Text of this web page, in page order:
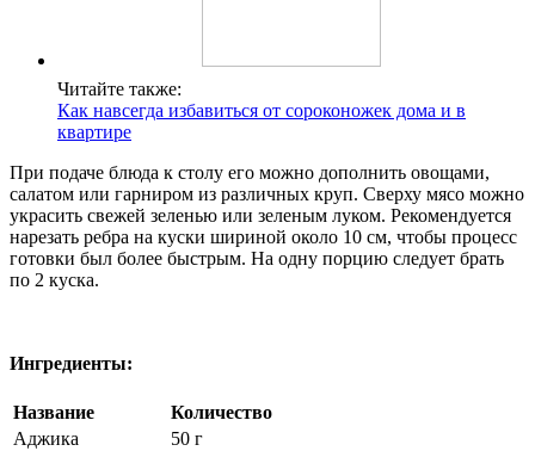
Читайте также:
Как навсегда избавиться от сороконожек дома и в
квартире
При подаче блюда к столу его можно дополнить овощами,
салатом или гарниром из различных круп. Сверху мясо можно
украсить свежей зеленью или зеленым луком. Рекомендуется
нарезать ребра на куски шириной около 10 см, чтобы процесс
готовки был более быстрым. На одну порцию следует брать
по 2 куска.
Ингредиенты:
Название
Количество
Аджика
50 г